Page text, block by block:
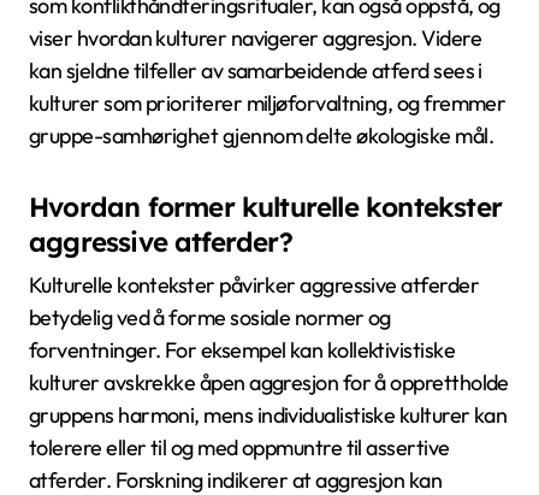
som konflikthåndteringsritualer, kan også oppstå, og
viser hvordan kulturer navigerer aggresjon. Videre
kan sjeldne tilfeller av samarbeidende atferd sees i
kulturer som prioriterer miljøforvaltning, og fremmer
gruppe-samhørighet gjennom delte økologiske mål.
Hvordan former kulturelle kontekster
aggressive atferder?
Kulturelle kontekster påvirker aggressive atferder
betydelig ved å forme sosiale normer og
forventninger. For eksempel kan kollektivistiske
kulturer avskrekke åpen aggresjon for å opprettholde
gruppens harmoni, mens individualistiske kulturer kan
tolerere eller til og med oppmuntre til assertive
atferder. Forskning indikerer at aggresjon kan